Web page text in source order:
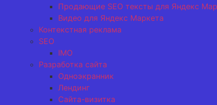
Продающие SEO тексты для Яндекс
Видео для Яндекс Маркета
Контекстная реклама
SEO
IMO
Разработка сайта
Одноэкранник
Лендинг
Сайта-визитка